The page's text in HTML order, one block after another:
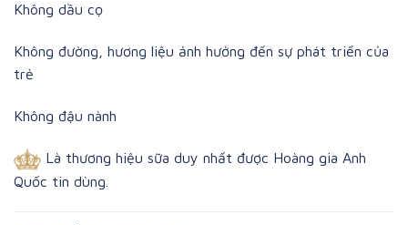
Không dầu cọ
Không đường, hương liệu ảnh hưởng đến sự phát triển của
trẻ
Không đậu nành
Là thương hiệu sữa duy nhất được Hoàng gia Anh
Quốc tin dùng.